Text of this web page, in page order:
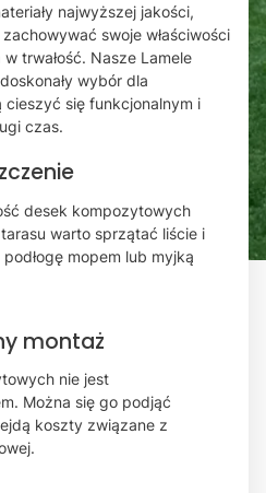
najwyższej jakości,
swoje właściwości
trwałość. Nasze Lamele
wybór dla
się funkcjonalnym i
czas.
desek kompozytowych
warto sprzątać liście i
mopem lub myjką
montaż
nie jest
Można się go podjąć
koszty związane z